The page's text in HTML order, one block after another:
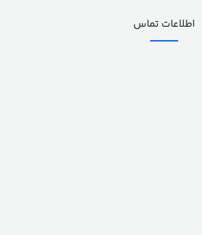
اطلاعات تماس